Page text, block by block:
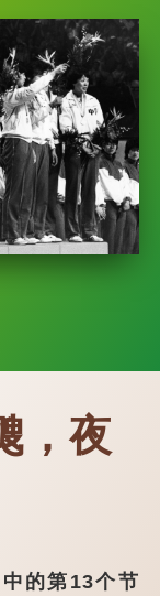
，夜
的第13个节